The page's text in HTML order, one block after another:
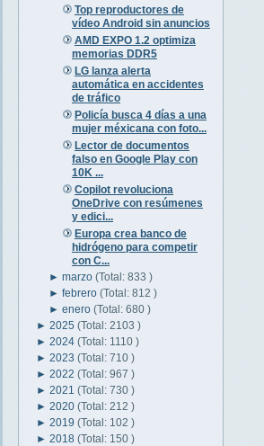
Top reproductores de
vídeo Android sin anuncios
AMD EXPO 1.2 optimiza
memorias DDR5
LG lanza alerta
automática en accidentes
de tráfico
Policía busca 4 días a una
mujer méxicana con foto...
Lector de documentos
falso en Google Play con
10K ...
Copilot revoluciona
OneDrive con resúmenes
y edici...
Europa crea banco de
hidrógeno para competir
con C...
►marzo(Total: 833 )
►febrero(Total: 812 )
►enero(Total: 680 )
► 2025 (Total: 2103 )
► 2024 (Total: 1110 )
► 2023 (Total: 710 )
► 2022 (Total: 967 )
► 2021 (Total: 730 )
► 2020 (Total: 212 )
► 2019 (Total: 102 )
► 2018 (Total: 150 )